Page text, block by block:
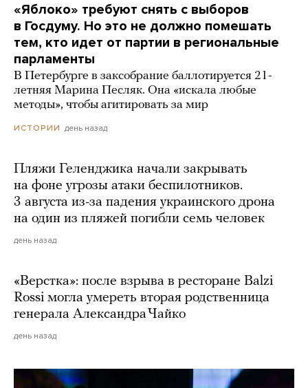
«Яблоко» требуют снять с выборов
в Госдуму. Но это не должно помешать
тем, кто идет от партии в региональные
парламенты
В Петербурге в заксобрание баллотируется 21-
летняя Марина Песляк. Она «искала любые
методы», чтобы агитировать за мир
ИСТОРИИ день назад
Пляжи Геленджика начали закрывать
на фоне угрозы атаки беспилотников.
3 августа из-за падения украинского дрона
на один из пляжей погибли семь человек
день назад
«Верстка»: после взрыва в ресторане Balzi
Rossi могла умереть вторая родственница
генерала Александра Чайко
день назад